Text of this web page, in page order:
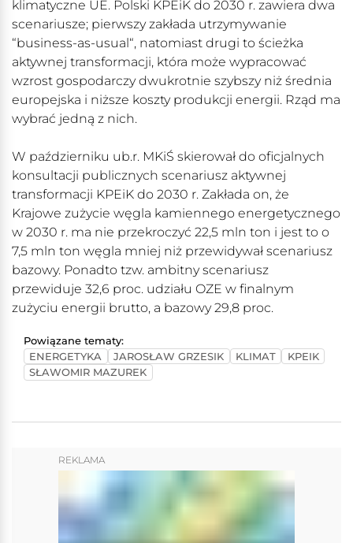
klimatyczne UE. Polski KPEiK do 2030 r. zawiera dwa
scenariusze; pierwszy zakłada utrzymywanie
“business-as-usual“, natomiast drugi to ścieżka
aktywnej transformacji, która może wypracować
wzrost gospodarczy dwukrotnie szybszy niż średnia
europejska i niższe koszty produkcji energii. Rząd ma
wybrać jedną z nich.
W październiku ub.r. MKiŚ skierował do oficjalnych
konsultacji publicznych scenariusz aktywnej
transformacji KPEiK do 2030 r. Zakłada on, że
Krajowe zużycie węgla kamiennego energetycznego
w 2030 r. ma nie przekroczyć 22,5 mln ton i jest to o
7,5 mln ton węgla mniej niż przewidywał scenariusz
bazowy. Ponadto tzw. ambitny scenariusz
przewiduje 32,6 proc. udziału OZE w finalnym
zużyciu energii brutto, a bazowy 29,8 proc.
Powiązane tematy:
ENERGETYKA
JAROSŁAW GRZESIK KLIMAT
KPEIK
SŁAWOMIR MAZUREK
REKLAMA